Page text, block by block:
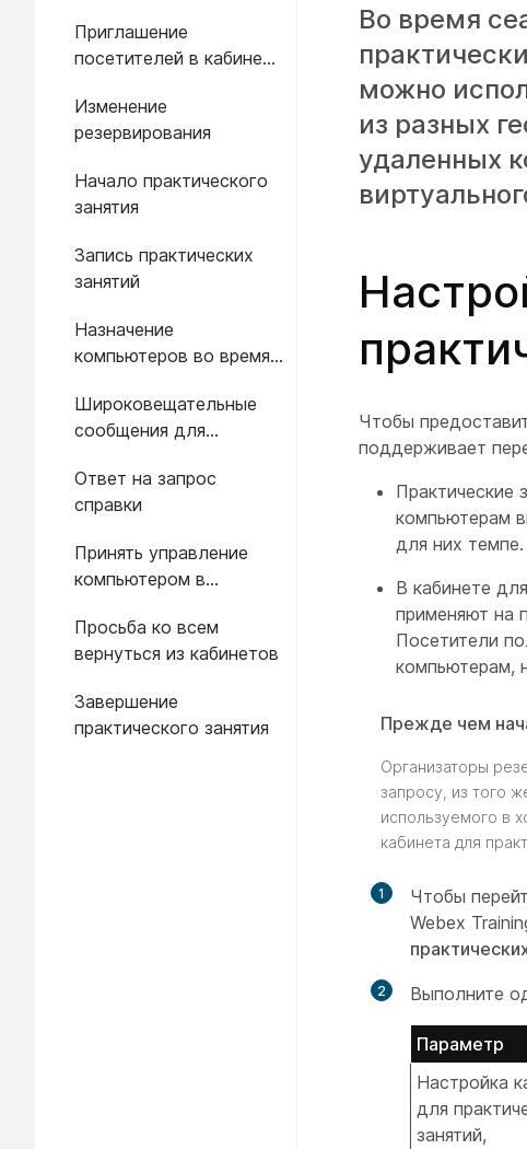
организованных по
запросу
Приглашение
посетителей в кабинет
занятий,
организованных по
Изменение
резервирования
Начало практического
занятия
Запись практических
занятий
Назначение
компьютеров во время
Широковещательные
сообщения для
Ответ на запрос
справки
Принять управление
компьютером в
практических занятий
Просьба ко всем
вернуться из кабинетов
Завершение
практического занятия
Во время
можно
из разных
удаленных
Чтобы
поддерживает
Практические
компьютерам
для них темпе.
В кабинете
применяют на
Посетители
компьютерам,
Прежде чем
Организаторы
запросу, из того
используемого в
кабинета для
1 Чтобы
Webex
2 Выполните
Параметр
Настройка
для
занятий,